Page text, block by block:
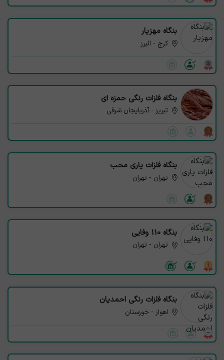
بنگاه مهزیار
کرج - البرز
بنگاه فلزات رنگی حمزه ای
تبریز - آذربایجان شرقی
بنگاه فلزات یاری محب
تهران - تهران
بنگاه 110 وفایی
تهران - تهران
بنگاه فلزات رنگی احمدیان
اهواز - خوزستان